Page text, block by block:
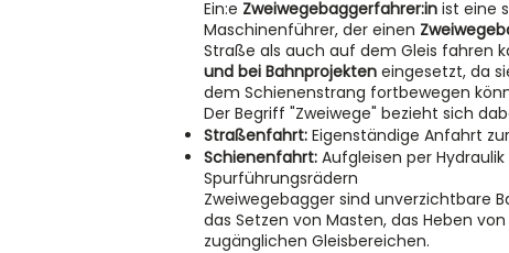
Ein:e Zweiwegebaggerfahrer:in ist eine
Maschinenführer, der einen
Straße als auch auf dem Gleis fahren
und bei Bahnprojekten eingesetzt, da
dem Schienenstrang fortbewegen
Der Begriff "Zweiwege" bezieht sich
Straßenfahrt: Eigenständige Anfahrt
Schienenfahrt: Aufgleisen per
Spurführungsrädern
Zweiwegebagger sind unverzichtbare
das Setzen von Masten, das Heben
zugänglichen Gleisbereichen.